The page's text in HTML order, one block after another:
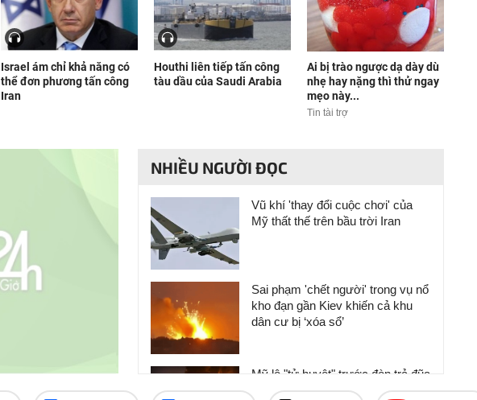
Israel ám chỉ khả năng có
thể đơn phương tấn công
Iran
Houthi liên tiếp tấn công
tàu dầu của Saudi Arabia
Ai bị trào ngược dạ dày dù
nhẹ hay nặng thì thử ngay
mẹo này...
Tin tài trợ
NHIỀU NGƯỜI ĐỌC
Vũ khí 'thay đổi cuộc chơi' của
Mỹ thất thế trên bầu trời Iran
Sai phạm 'chết người' trong vụ nổ
kho đạn gần Kiev khiến cả khu
dân cư bị ‘xóa sổ’
Mỹ lộ "tử huyệt" trước đòn trả đũa
khốc liệt của Iran, ông Trump nổi